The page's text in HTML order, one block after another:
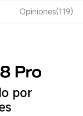
Opiniones(119)
por